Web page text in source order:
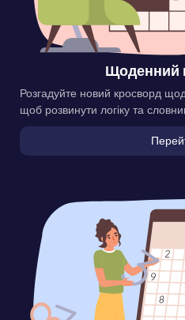
Щоденний
Розгадуйте новий кросворд
щоб розвинути логіку та